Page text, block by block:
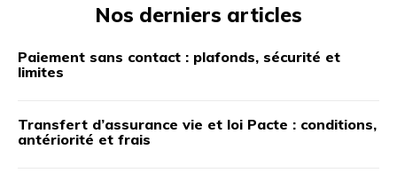
Nos derniers articles
Paiement sans contact : plafonds, sécurité et
limites
Transfert d’assurance vie et loi Pacte : conditions,
antériorité et frais